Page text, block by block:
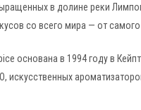
в долине реки
со всего мира — от
основана в 1994 году в
искусственных